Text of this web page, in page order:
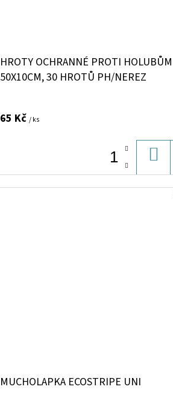
HROTY OCHRANNÉ PROTI HOLUBŮM
50X10CM, 30 HROTŮ PH/NEREZ
65 Kč / ks
MUCHOLAPKA ECOSTRIPE UNI